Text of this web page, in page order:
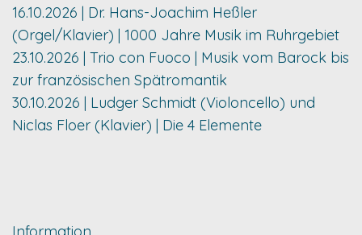
16.10.2026 | Dr. Hans-Joachim Heßler
(Orgel/Klavier) | 1000 Jahre Musik im Ruhrgebiet
23.10.2026 | Trio con Fuoco | Musik vom Barock bis
zur französischen Spätromantik
30.10.2026 | Ludger Schmidt (Violoncello) und
Niclas Floer (Klavier) | Die 4 Elemente